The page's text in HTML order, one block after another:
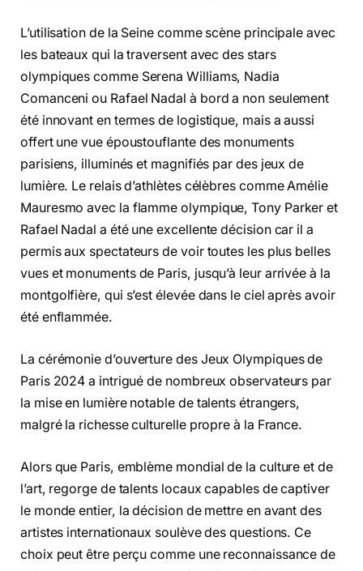
L’utilisation de la Seine comme scène principale avec
les bateaux qui la traversent avec des stars
olympiques comme Serena Williams, Nadia
Comanceni ou Rafael Nadal à bord a non seulement
été innovant en termes de logistique, mais a aussi
offert une vue époustouflante des monuments
parisiens, illuminés et magnifiés par des jeux de
lumière. Le relais d’athlètes célèbres comme Amélie
Mauresmo avec la flamme olympique, Tony Parker et
Rafael Nadal a été une excellente décision car il a
permis aux spectateurs de voir toutes les plus belles
vues et monuments de Paris, jusqu’à leur arrivée à la
montgolfière, qui s’est élevée dans le ciel après avoir
été enflammée.
La cérémonie d’ouverture des Jeux Olympiques de
Paris 2024 a intrigué de nombreux observateurs par
la mise en lumière notable de talents étrangers,
malgré la richesse culturelle propre à la France.
Alors que Paris, emblème mondial de la culture et de
l’art, regorge de talents locaux capables de captiver
le monde entier, la décision de mettre en avant des
artistes internationaux soulève des questions. Ce
choix peut être perçu comme une reconnaissance de